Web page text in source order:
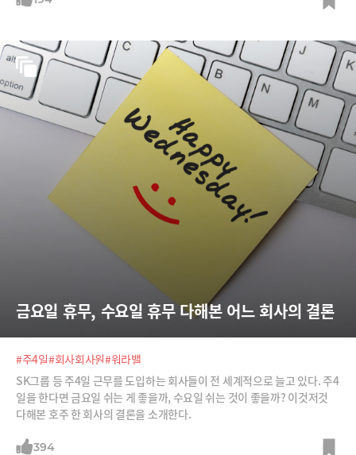
금요일 휴무, 수요일 휴무 다해본 어느 회사의 결론
#주4일#회사회사원#워라밸
SK그룹 등 주4일 근무를 도입하는 회사들이 전 세계적으로 늘고 있다. 주4
일을 한다면 금요일 쉬는 게 좋을까, 수요일 쉬는 것이 좋을까? 이것저것
다해본 호주 한 회사의 결론을 소개한다.
394